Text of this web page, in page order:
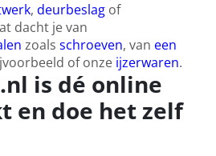
, deurbeslag of
dacht je van
zoals schroeven, van een
of onze ijzerwaren.
is dé online
en doe het zelf